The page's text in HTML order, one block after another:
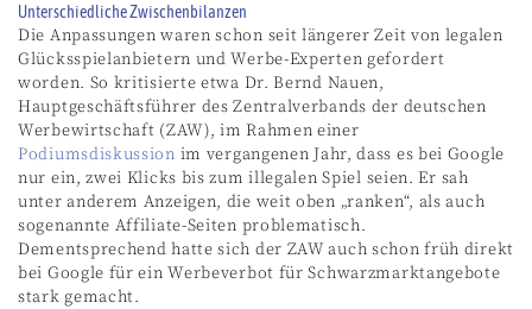
Unterschiedliche Zwischenbilanzen
Die Anpassungen waren schon seit längerer Zeit von legalen
Glücksspielanbietern und Werbe-Experten gefordert
worden. So kritisierte etwa Dr. Bernd Nauen,
Hauptgeschäftsführer des Zentralverbands der deutschen
Werbewirtschaft (ZAW), im Rahmen einer
Podiumsdiskussion im vergangenen Jahr, dass es bei Google
nur ein, zwei Klicks bis zum illegalen Spiel seien. Er sah
unter anderem Anzeigen, die weit oben „ranken“, als auch
sogenannte Affiliate-Seiten problematisch.
Dementsprechend hatte sich der ZAW auch schon früh direkt
bei Google für ein Werbeverbot für Schwarzmarktangebote
stark gemacht.